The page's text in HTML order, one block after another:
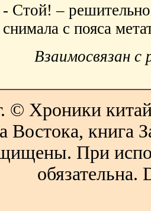
- Стой! –
снимала с пояса
Взаимосвязан с
© Хроники
Востока, книга
При